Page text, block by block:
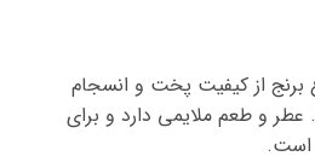
برنج از کیفیت پخت و انسجام
و طعم ملایمی دارد و برای
است.